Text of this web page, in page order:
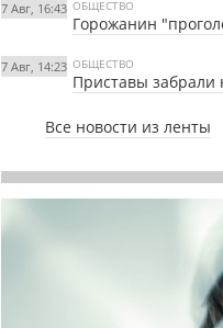
7 Авг, 16:43 ОБЩЕСТВО
Горожанин
7 Авг, 14:23 ОБЩЕСТВО
Приставы
Все новости из ленты